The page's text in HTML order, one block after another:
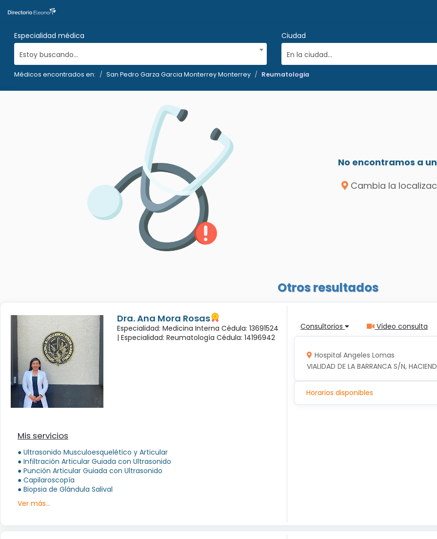
Especialidad médica
Estoy buscando...
Ciudad
En la ciudad...
Médicos encontrados en: San Pedro Garza Garcia Monterrey Monterrey Reumatologia
No encontramos a
Cambia la
Otros resultados
Dra. Ana Mora Rosas
Especialidad: Medicina Interna Cédula: 13691524
| Especialidad: Reumatología Cédula: 14196942
Mis servicios
● Ultrasonido Musculoesquelético y Articular
● Infiltración Articular Guiada con Ultrasonido
● Punción Articular Guiada con Ultrasonido
● Capilaroscopía
● Biopsia de Glándula Salival
Ver más...
Consultorios Vídeo consulta
Hospital Angeles Lomas
VIALIDAD DE LA BARRANCA S/N,
Horarios disponibles